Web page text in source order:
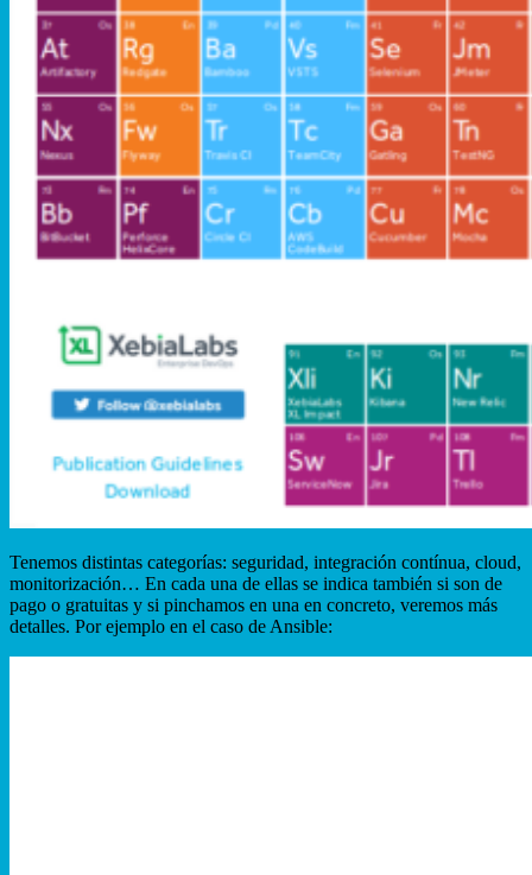
Tenemos distintas categorías: seguridad, integración contínua, cloud,
monitorización… En cada una de ellas se indica también si son de
pago o gratuitas y si pinchamos en una en concreto, veremos más
detalles. Por ejemplo en el caso de Ansible: